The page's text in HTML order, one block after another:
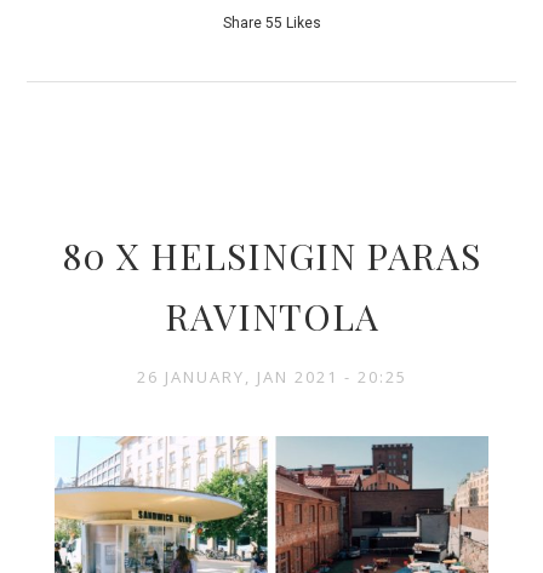
Share 55 Likes
80 X HELSINGIN PARAS
RAVINTOLA
26 JANUARY, JAN 2021 - 20:25